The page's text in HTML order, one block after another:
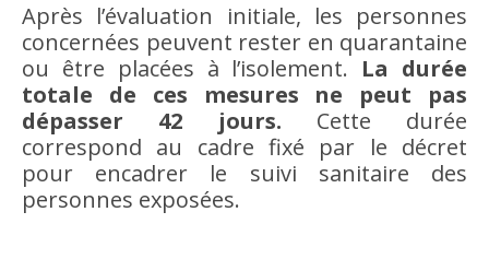
Après l’évaluation initiale, les personnes
concernées peuvent rester en quarantaine
ou être placées à l’isolement. La durée
totale de ces mesures ne peut pas
dépasser 42 jours. Cette durée
correspond au cadre fixé par le décret
pour encadrer le suivi sanitaire des
personnes exposées.